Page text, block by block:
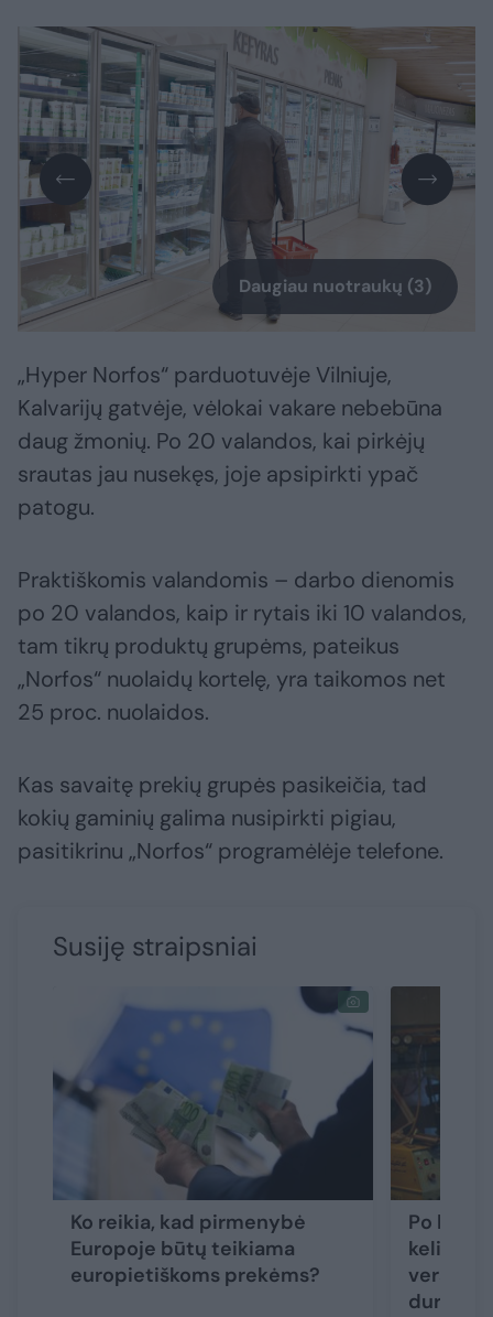
Daugiau nuotraukų (3)
„Hyper Norfos“ parduotuvėje Vilniuje,
Kalvarijų gatvėje, vėlokai vakare nebebūna
daug žmonių. Po 20 valandos, kai pirkėjų
srautas jau nusekęs, joje apsipirkti ypač
patogu.
Praktiškomis valandomis – darbo dienomis
po 20 valandos, kaip ir rytais iki 10 valandos,
tam tikrų produktų grupėms, pateikus
„Norfos“ nuolaidų kortelę, yra taikomos net
25 proc. nuolaidos.
Kas savaitę prekių grupės pasikeičia, tad
kokių gaminių galima nusipirkti pigiau,
pasitikrinu „Norfos“ programėlėje telefone.
Susiję straipsniai
Ko reikia, kad pirmenybė
Europoje būtų teikiama
europietiškoms prekėms?
Po
kelio
verslas
duris